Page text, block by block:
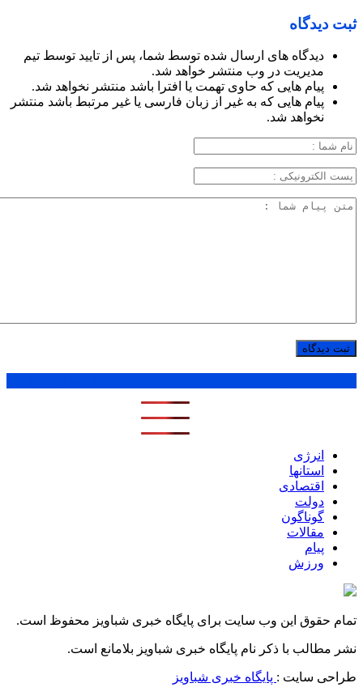
ثبت دیدگاه
دیدگاه های ارسال شده توسط شما، پس از تایید توسط تیم
مدیریت در وب منتشر خواهد شد.
پیام هایی که حاوی تهمت یا افترا باشد منتشر نخواهد شد.
پیام هایی که به غیر از زبان فارسی یا غیر مرتبط باشد منتشر
نخواهد شد.
انرژی
استانها
اقتصادی
دولت
گوناگون
مقالات
پیام
ورزش
تمام حقوق این وب سایت برای پایگاه خبری شباویز محفوظ است.
نشر مطالب با ذکر نام پایگاه خبری شباویز بلامانع است.
طراحی سایت : پایگاه خبری شباویز